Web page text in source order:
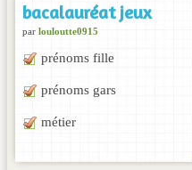
bacalauréat jeux
par louloutte0915
prénoms fille
prénoms gars
métier